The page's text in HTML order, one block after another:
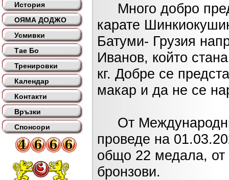
История
ОЯМА ДОДЖО
Усмивки
Тае Бо
Тренировки
Календар
Контакти
Връзки
Спонсори
Много добро
карате
Батуми- Грузия
Иванов, който
кг. Добре се
макар и да не се
От
проведе на
общо 22 медала, от
бронзови.